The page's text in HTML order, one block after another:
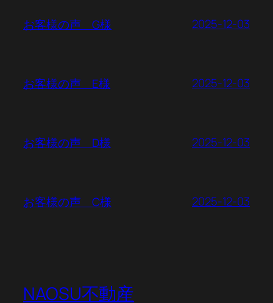
お客様の声 G様 2025-12-03
お客様の声 E様 2025-12-03
お客様の声 D様 2025-12-03
お客様の声 C様 2025-12-03
NAOSU不動産